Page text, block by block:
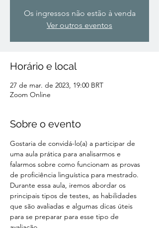
Os ingressos não estão à venda
Ver outros eventos
Horário e local
27 de mar. de 2023, 19:00 BRT
Zoom Online
Sobre o evento
Gostaria de convidá-lo(a) a participar de
uma aula prática para analisarmos e
falarmos sobre como funcionam as provas
de proficiência linguística para mestrado.
Durante essa aula, iremos abordar os
principais tipos de testes, as habilidades
que são avaliadas e algumas dicas úteis
para se preparar para esse tipo de